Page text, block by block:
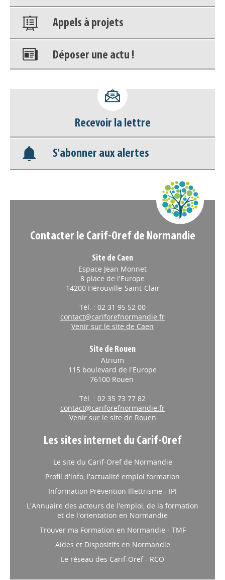
Appels à projets
Déposer une actu !
déconnecter)
Base documentaire
Nos veilles Scoop.it
Recevoir la lettre
S'abonner aux alertes
Contacter le Carif-Oref de Normandie
Site de Caen
Espace Jean Monnet
8 place de l'Europe
14200 Hérouville-Saint-Clair
Tél. : 02 31 95 52 00
contact@cariforefnormandie.fr
Venir sur le site de Caen
Site de Rouen
Atrium
115 boulevard de l'Europe
76100 Rouen
Tél. : 02 35 73 77 82
contact@cariforefnormandie.fr
Venir sur le site de Rouen
Les sites internet du Carif-Oref
Le site du Carif-Oref de Normandie
Profil d'info, l'actualité emploi formation
Information Prévention Illettrisme - IPI
L'Annuaire des acteurs de l'emploi, de la formation
et de l'orientation en Normandie
Trouver ma Formation en Normandie - TMF
Aides et Dispositifs en Normandie
Le réseau des Carif-Oref - RCO